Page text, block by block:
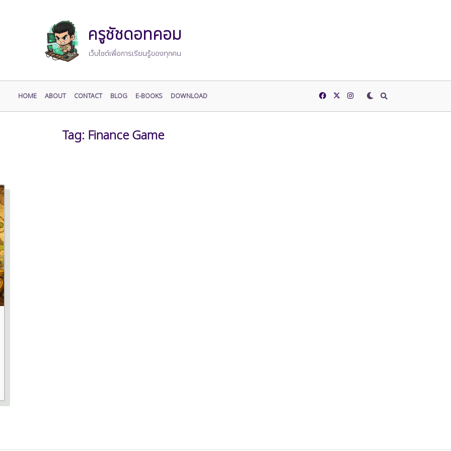
ครูชัชดอทคอม
เว็บไซต์เพื่อการเรียนรู้ของทุกคน
HOME ABOUT CONTACT BLOG E-BOOKS DOWNLOAD
Tag: Finance Game